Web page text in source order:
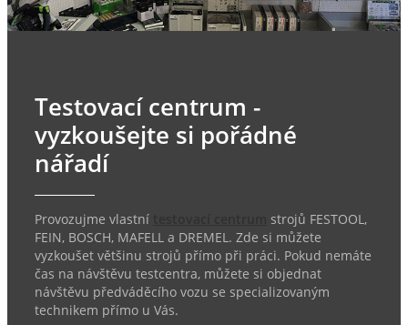
Testovací centrum -
vyzkoušejte si pořádné
nářadí
Provozujme vlastní
strojů FESTOOL,
FEIN, BOSCH, MAFELL a DREMEL. Zde si můžete
vyzkoušet většinu strojů přímo při práci. Pokud nemáte
čas na návštěvu testcentra, můžete si objednat
návštěvu předváděcího vozu se specializovaným
technikem přímo u Vás.